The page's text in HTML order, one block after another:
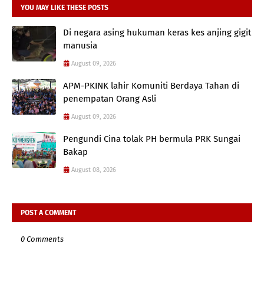
YOU MAY LIKE THESE POSTS
Di negara asing hukuman keras kes anjing gigit
manusia
August 09, 2026
APM-PKINK lahir Komuniti Berdaya Tahan di
penempatan Orang Asli
August 09, 2026
Pengundi Cina tolak PH bermula PRK Sungai
Bakap
August 08, 2026
POST A COMMENT
0 Comments